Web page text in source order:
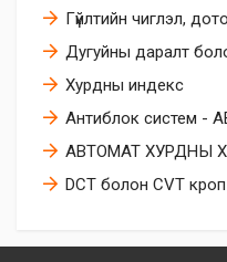
Гүйлтийн чиглэл,
Дугуйны даралт
Хурдны индекс
Антиблок систем -
АВТОМАТ ХУРДНЫ
DCT болон CVT